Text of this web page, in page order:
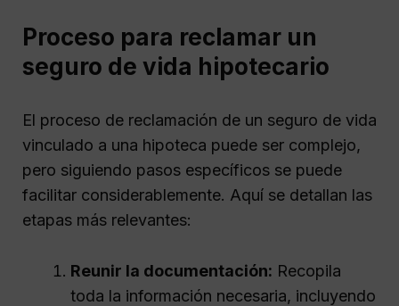
Proceso para reclamar un
seguro de vida hipotecario
El proceso de reclamación de un seguro de vida
vinculado a una hipoteca puede ser complejo,
pero siguiendo pasos específicos se puede
facilitar considerablemente. Aquí se detallan las
etapas más relevantes:
Reunir la documentación: Recopila
toda la información necesaria, incluyendo